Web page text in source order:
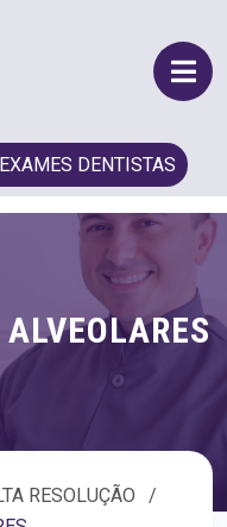
EXAMES DENTISTAS
RESOLUÇÃO